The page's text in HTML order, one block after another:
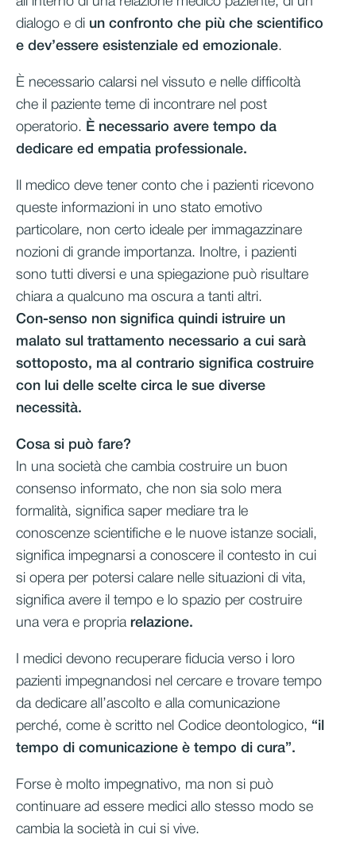
dialogo e di un confronto che più che scientifico
e dev’essere esistenziale ed emozionale.
È necessario calarsi nel vissuto e nelle difficoltà
che il paziente teme di incontrare nel post
operatorio. È necessario avere tempo da
dedicare ed empatia professionale.
Il medico deve tener conto che i pazienti ricevono
queste informazioni in uno stato emotivo
particolare, non certo ideale per immagazzinare
nozioni di grande importanza. Inoltre, i pazienti
sono tutti diversi e una spiegazione può risultare
chiara a qualcuno ma oscura a tanti altri.
Con-senso non significa quindi istruire un
malato sul trattamento necessario a cui sarà
sottoposto, ma al contrario significa costruire
con lui delle scelte circa le sue diverse
necessità.
Cosa si può fare?
In una società che cambia costruire un buon
consenso informato, che non sia solo mera
formalità, significa saper mediare tra le
conoscenze scientifiche e le nuove istanze sociali,
significa impegnarsi a conoscere il contesto in cui
si opera per potersi calare nelle situazioni di vita,
significa avere il tempo e lo spazio per costruire
una vera e propria relazione.
I medici devono recuperare fiducia verso i loro
pazienti impegnandosi nel cercare e trovare tempo
da dedicare all’ascolto e alla comunicazione
perché, come è scritto nel Codice deontologico, “il
tempo di comunicazione è tempo di cura”.
Forse è molto impegnativo, ma non si può
continuare ad essere medici allo stesso modo se
cambia la società in cui si vive.